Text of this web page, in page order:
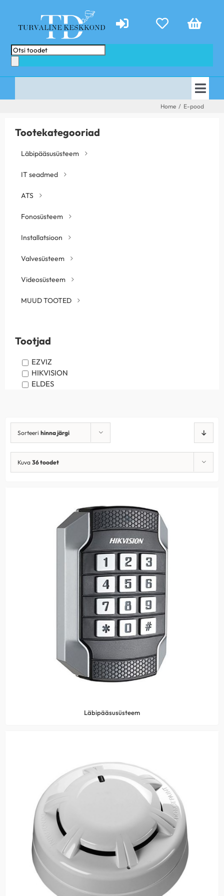
content
Products
search
PAKKUMISED
TEENUSED
KONTAKT
TEHTUD TÖÖD
Home / E-pood
Sorteeri hinna järgi
Kuva 36 toodet
Läbipääsusüsteem
Tootekategooriad
Läbipääsusüsteem
IT seadmed
ATS
Fonosüsteem
Installatsioon
Valvesüsteem
Videosüsteem
MUUD TOOTED
Tootjad
EZVIZ
HIKVISION
ELDES